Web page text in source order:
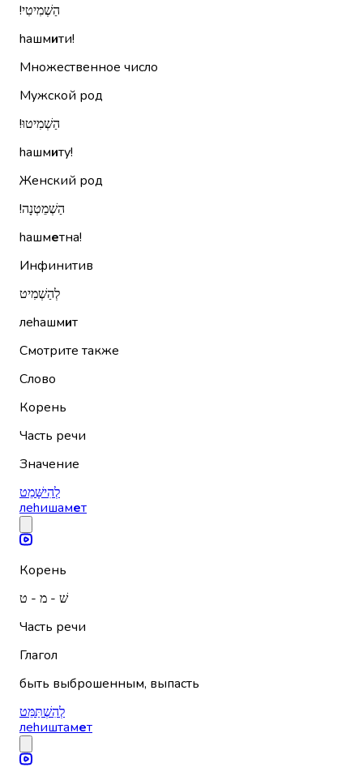
הַשְׁמִיטִי!‏
hашмити!
Множественное число
Мужской род
הַשְׁמִיטוּ!‏
hашмиту!
Женский род
הַשְׁמֵטְנָה!‏
hашметна!
Инфинитив
לְהַשְׁמִיט
леhашмит
Смотрите также
Слово
Корень
Часть речи
Значение
לְהִישָּׁמֵט
леhишамет
Корень
שׁ - מ - ט
Часть речи
Глагол
быть выброшенным, выпасть
לְהִשְׁתַּמֵּט
леhиштамет